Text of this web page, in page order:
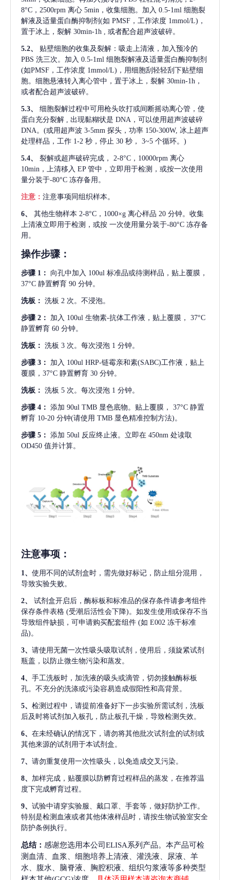
8°C，2500rpm 离心 5min，收集细胞。加入 0.5-1ml 细胞裂
解液及适量蛋白酶抑制剂(如 PMSF，工作浓度 1mmol/L)，
置于冰上，裂解 30min-1h , 或者配合超声波破碎。
5.2、
贴壁细胞的收集及裂解：吸走上清液，加入预冷的
PBS 洗三次。加入 0.5-1ml 细胞裂解液及适量蛋白酶抑制剂
(如PMSF，工作浓度 1mmol/L)，用细胞刮轻轻刮下贴壁细
胞。细胞悬液转入离心管中，置于冰上，裂解 30min-1h，
或者配合超声波破碎。
5.3、
细胞裂解过程中可用枪头吹打或间断摇动离心管，使
蛋白充分裂解 , 出现黏糊状是 DNA，可以使用超声波破碎
DNA。(或用超声波 3-5mm 探头，功率 150-300W, 冰上超声
处理样品，工作 1-2 秒，停止 30 秒， 3~5 个循环。)
5.4、 裂解或超声破碎完成，
2-8°C，10000rpm 离心
10min，上清移入 EP 管中，立即用于检测，或按一次使用
量分装于-80°C 冻存备用。
注意： 注意事项同组织样本。
6、 其他生物样本 2-8°C，1000×g 离心样品 20 分钟。收集
上清液立即用于检测，或按 一次使用量分装于-80°C 冻存备
用。
操作步骤：
步骤 1： 向孔中加入 100ul 标准品或待测样品，贴上覆膜，
37°C 静置孵育 90 分钟。
洗板： 洗板 2 次。不浸泡。
步骤 2： 加入 100ul 生物素-抗体工作液，贴上覆膜， 37°C
静置孵育 60 分钟。
洗板： 洗板 3 次。每次浸泡 1 分钟。
步骤 3： 加入 100ul HRP-链霉亲和素(SABC)工作液，贴上
覆膜，37°C 静置孵育 30 分钟。
洗板： 洗板 5 次。每次浸泡 1 分钟。
步骤 4： 添加 90ul TMB 显色底物。贴上覆膜， 37°C 静置
孵育 10-20 分钟(请使用 TMB 显色精准控制方法)。
步骤 5： 添加 50ul 反应终止液。立即在 450nm 处读取
OD450 值并计算。
注意事项 ：
1、 使用不同的试剂盒时，需先做好标记，防止组分混用，
导致实验失败。
2、
试剂盒开启后，酶标板和标准品的保存条件请参考组件
保存条件表格 (受潮后活性会下降)。如发生使用或保存不当
导致组件缺损，可申请购买配套组件 (如 E002 冻干标准
品)。
3、 请使用无菌一次性吸头吸取试剂，使用后，须旋紧试剂
瓶盖，以防止微生物污染和蒸发。
4、 手工洗板时，加洗液的吸头或滴管，切勿接触酶标板
孔。不充分的洗涤或污染容易造成假阳性和高背景。
5、 检测过程中，请提前准备好下一步实验所需试剂，洗板
后及时将试剂加入板孔，防止板孔干燥，导致检测失效。
6、 在未经确认的情况下，请勿将其他批次试剂盒的试剂或
其他来源的试剂用于本试剂盒。
7、 请勿重复使用一次性吸头，以免造成交叉污染。
8、 加样完成，贴覆膜以防孵育过程样品的蒸发，在推荐温
度下完成孵育过程。
9、 试验中请穿实验服、戴口罩、手套等，做好防护工作。
特别是检测血液或者其他体液样品时，请按生物试验室安全
防护条例执行。
总结： 感谢您选用本公司ELISA系列产品。本产品可检
测血清、血浆、细胞培养上清液、灌洗液、尿液、羊
水、腹水、脑脊液、胸腔积液、组织匀浆液等多种类型